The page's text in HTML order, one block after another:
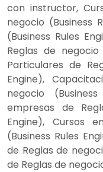
con instructor,
negocio (Business
(Business Rules
Reglas de negocio
Particulares de
Engine),
negocio
empresas de
Engine), Cursos
(Business Rules
de Reglas de
de Reglas de